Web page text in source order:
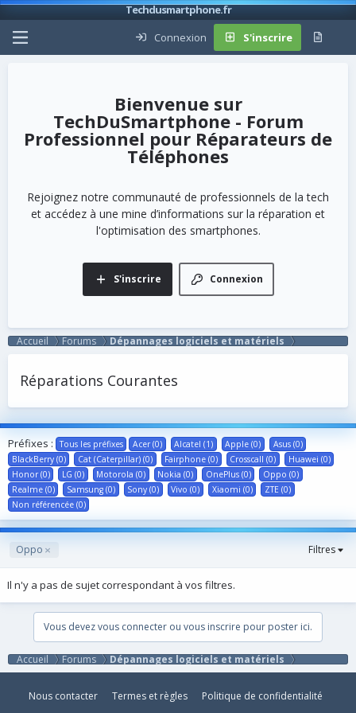
Techdusmartphone.fr
Connexion
S'inscrire
TechDuSmartphone - Forum
Professionnel pour Réparateurs de
Téléphones
Rejoignez notre communauté de professionnels de la tech
et accédez à une mine d’informations sur la réparation et
l'optimisation des smartphones.
Connexion
S'inscrire
Accueil Forums Dépannages logiciels et matériels
Réparations Courantes
Préfixes : Tous les préfixes Acer (0) Alcatel (1) Apple (0)
Asus (0)
BlackBerry (0)
Cat (Caterpillar) (0) Fairphone (0) Crosscall (0)
Huawei (0)
Honor (0)
LG (0) Motorola (0) Nokia (0) OnePlus (0)
Oppo (0)
Realme (0)
Samsung (0) Sony (0) Vivo (0) Xiaomi (0)
ZTE (0)
Non référencée (0)
Oppo Filtres
Il n'y a pas de sujet correspondant à vos filtres.
Vous devez vous connecter ou vous inscrire pour poster ici.
Accueil Forums Dépannages logiciels et matériels
Nous contacter Termes et règles Politique de confidentialité